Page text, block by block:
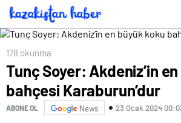
178 okunma
Tunç Soyer: Akdeniz’in
bahçesi Karaburun’dur
ABONE OL News 23 Ocak 2024